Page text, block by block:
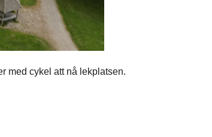
med cykel att nå lekplatsen.